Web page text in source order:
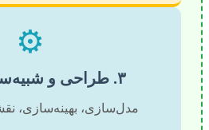
⚙️
۳. طراحی و شبیه‌سازی دقیق
مدل‌سازی، بهینه‌سازی،